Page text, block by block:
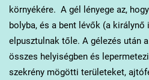
környékére. A gél lényege az,
bolyba, és a bent lévők (a
elpusztulnak tőle. A gélezés után
összes helyiségben és
szekrény mögötti területeket,